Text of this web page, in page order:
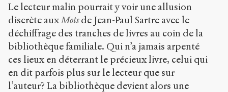
Le lecteur malin pourrait y voir une allusion
discrète aux Motsde Jean-Paul Sartre avec le
déchiffrage des tranches de livres au coin de la
bibliothèque familiale. Qui n’a jamais arpenté
ces lieux en déterrant le précieux livre, celui qui
en dit parfois plus sur le lecteur que sur
l’auteur? La bibliothèque devient alors une